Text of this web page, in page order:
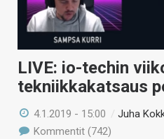
LIVE: io-techin
tekniikkakatsaus
4.1.2019 - 15:00 /Juha
Kommentit (742)